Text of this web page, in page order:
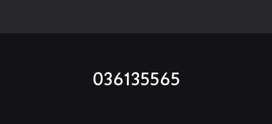
036135565